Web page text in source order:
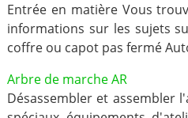
Entrée en matière Vous
informations sur les sujets
coffre ou capot pas fermé
Arbre de marche AR
Désassembler et assembler